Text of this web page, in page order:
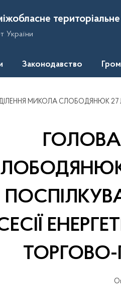
територіальне
України
Законодавство
СЛОБОДЯНЮК 27 ЛИСТОПАДА 2019 РОКУ ПОСПІЛКУВАВСЯ З УЧАСНИКАМИ